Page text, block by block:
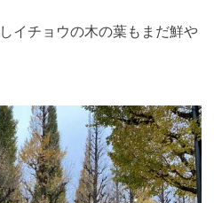
イチョウの木の葉もまだ鮮や